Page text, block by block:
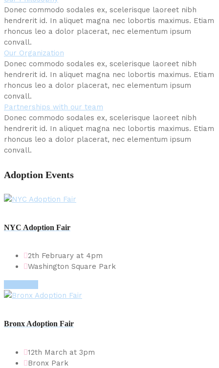
Donec commodo sodales ex, scelerisque laoreet nibh
hendrerit id. In aliquet magna nec lobortis maximus. Etiam
rhoncus leo a dolor placerat, nec elementum ipsum
convall.
Our Organization
Donec commodo sodales ex, scelerisque laoreet nibh
hendrerit id. In aliquet magna nec lobortis maximus. Etiam
rhoncus leo a dolor placerat, nec elementum ipsum
convall.
Partnerships with our team
Donec commodo sodales ex, scelerisque laoreet nibh
hendrerit id. In aliquet magna nec lobortis maximus. Etiam
rhoncus leo a dolor placerat, nec elementum ipsum
convall.
Adoption Events
NYC Adoption Fair
2th February at 4pm
Washington Square Park
Bronx Adoption Fair
12th March at 3pm
Bronx Park